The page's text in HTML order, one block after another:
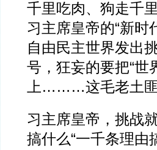
千里吃肉、狗走千
习主席皇帝的“新时
自由民主世界发出
号，狂妄的要把“世
上………这毛老土匪
习主席皇帝，挑战
搞什么“一千条理